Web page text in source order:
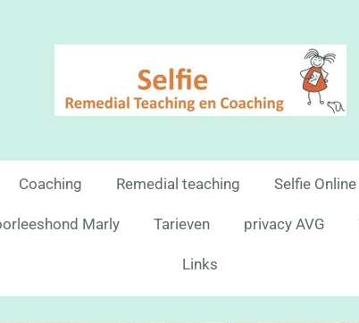
Coaching Remedial teaching Selfie Online
Marly Tarieven privacy AVG
Links